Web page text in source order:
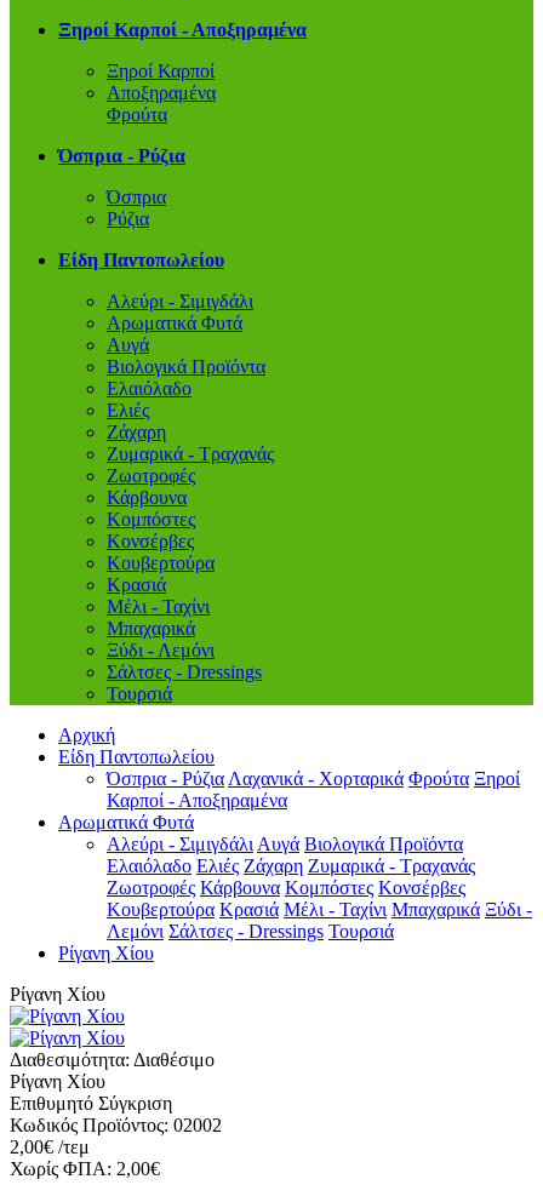
Ξηροί Καρποί - Αποξηραμένα
Ξηροί Καρποί
Αποξηραμένα
Φρούτα
Όσπρια - Ρύζια
Όσπρια
Ρύζια
Είδη Παντοπωλείου
Αλεύρι - Σιμιγδάλι
Αρωματικά Φυτά
Αυγά
Βιολογικά Προϊόντα
Ελαιόλαδο
Ελιές
Ζάχαρη
Ζυμαρικά - Τραχανάς
Ζωοτροφές
Κάρβουνα
Κομπόστες
Κονσέρβες
Κουβερτούρα
Κρασιά
Μέλι - Ταχίνι
Μπαχαρικά
Ξύδι - Λεμόνι
Σάλτσες - Dressings
Τουρσιά
Αρχική
Είδη Παντοπωλείου
Όσπρια - Ρύζια Λαχανικά - Χορταρικά Φρούτα Ξηροί
Καρποί - Αποξηραμένα
Αρωματικά Φυτά
Αλεύρι - Σιμιγδάλι Αυγά Βιολογικά Προϊόντα
Ελαιόλαδο Ελιές Ζάχαρη Ζυμαρικά - Τραχανάς
Ζωοτροφές Κάρβουνα Κομπόστες Κονσέρβες
Κουβερτούρα Κρασιά Μέλι - Ταχίνι Μπαχαρικά Ξύδι -
Λεμόνι Σάλτσες - Dressings Τουρσιά
Ρίγανη Χίου
Ρίγανη Χίου
Διαθεσιμότητα: Διαθέσιμο
Ρίγανη Χίου
Επιθυμητό Σύγκριση
Κωδικός Προϊόντος: 02002
2,00€ /τεμ
Χωρίς ΦΠΑ: 2,00€